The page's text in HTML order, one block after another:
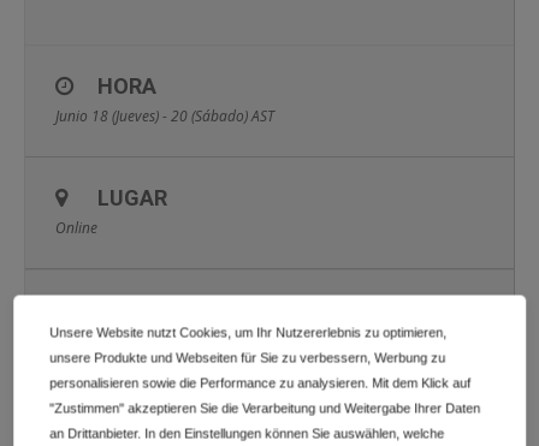
HORA
Junio 18 (Jueves) - 20 (Sábado)AST
LUGAR
Online
CALENDARIO GOOGLECAL
Unsere Website nutzt Cookies, um Ihr Nutzererlebnis zu optimieren,
unsere Produkte und Webseiten für Sie zu verbessern, Werbung zu
personalisieren sowie die Performance zu analysieren. Mit dem Klick auf
"Zustimmen" akzeptieren Sie die Verarbeitung und Weitergabe Ihrer Daten
an Drittanbieter. In den Einstellungen können Sie auswählen, welche